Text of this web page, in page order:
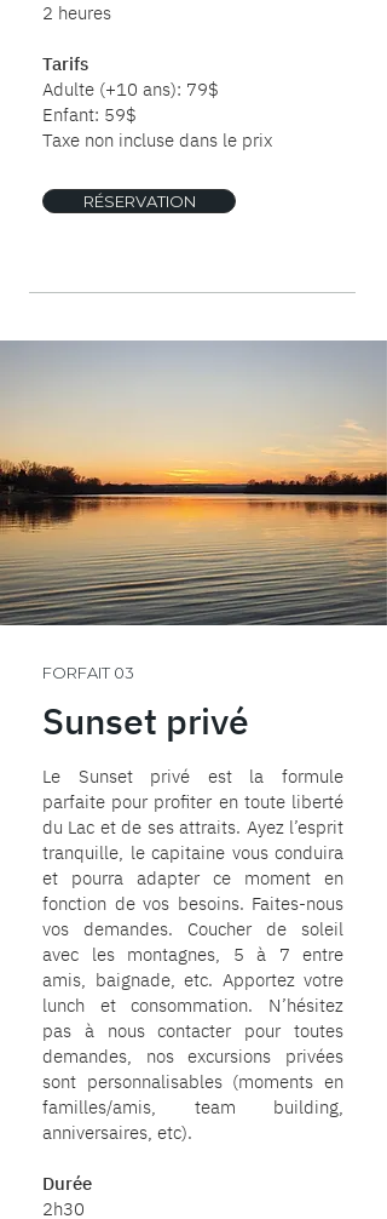
2 heures
Tarifs
Adulte (+10 ans): 79$
Enfant: 59$
Taxe non incluse dans le prix
RÉSERVATION
FORFAIT 03
Sunset privé
Le Sunset privé est la formule
parfaite pour profiter en toute liberté
du Lac et de ses attraits. Ayez l’esprit
tranquille, le capitaine vous conduira
et pourra adapter ce moment en
fonction de vos besoins. Faites-nous
vos demandes. Coucher de soleil
avec les montagnes, 5 à 7 entre
amis, baignade, etc. Apportez votre
lunch et consommation. N’hésitez
pas à nous contacter pour toutes
demandes, nos excursions privées
sont personnalisables (moments en
familles/amis, team building,
anniversaires, etc).
Durée
2h30